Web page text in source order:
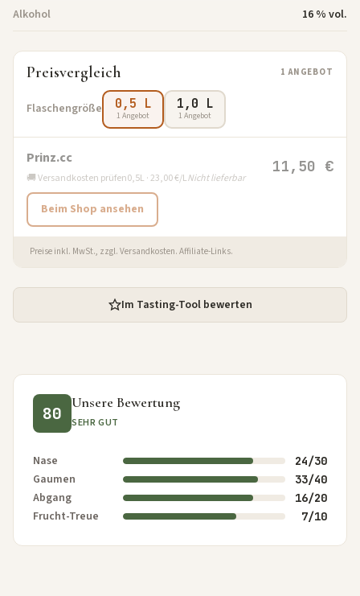
Alkohol
16 % vol.
Preisvergleich 1 ANGEBOT
Flaschengröße 0,5 L
1 Angebot
1,0 L
1 Angebot
Prinz.cc
🚚 Versandkosten prüfen0,5L · 23,00 €/LNicht lieferbar
11,50 €
Beim Shop ansehen
Preise inkl. MwSt., zzgl. Versandkosten. Affiliate-Links.
Im Tasting-Tool bewerten
80
Unsere Bewertung
SEHR GUT
Nase 24/30
Gaumen 33/40
Abgang 16/20
Frucht-Treue 7/10